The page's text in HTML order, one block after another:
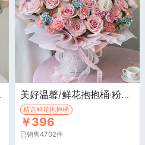
美好温馨/鲜花抱抱桶·粉色百合2枝，粉玫瑰15枝，粉色康乃馨8枝，紫色紫罗兰6枝
精选鲜花抱抱桶
￥396
已销售4702件